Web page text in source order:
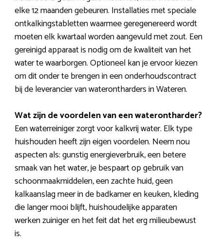
elke 12 maanden gebeuren. Installaties met speciale
ontkalkingstabletten waarmee geregenereerd wordt
moeten elk kwartaal worden aangevuld met zout. Een
gereinigd apparaat is nodig om de kwaliteit van het
water te waarborgen. Optioneel kan je ervoor kiezen
om dit onder te brengen in een onderhoudscontract
bij de leverancier van waterontharders in Wateren.
Wat zijn de voordelen van een waterontharder?
Een waterreiniger zorgt voor kalkvrij water. Elk type
huishouden heeft zijn eigen voordelen. Neem nou
aspecten als: gunstig energieverbruik, een betere
smaak van het water, je bespaart op gebruik van
schoonmaakmiddelen, een zachte huid, geen
kalkaanslag meer in de badkamer en keuken, kleding
die langer mooi blijft, huishoudelijke apparaten
werken zuiniger en het feit dat het erg milieubewust
is.